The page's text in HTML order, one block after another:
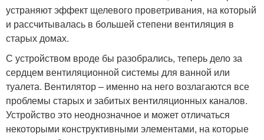
устраняют эффект щелевого проветривания, на который
и рассчитывалась в большей степени вентиляция в
старых домах.
С устройством вроде бы разобрались, теперь дело за
сердцем вентиляционной системы для ванной или
туалета. Вентилятор – именно на него возлагаются все
проблемы старых и забитых вентиляционных каналов.
Устройство это неоднозначное и может отличаться
некоторыми конструктивными элементами, на которые